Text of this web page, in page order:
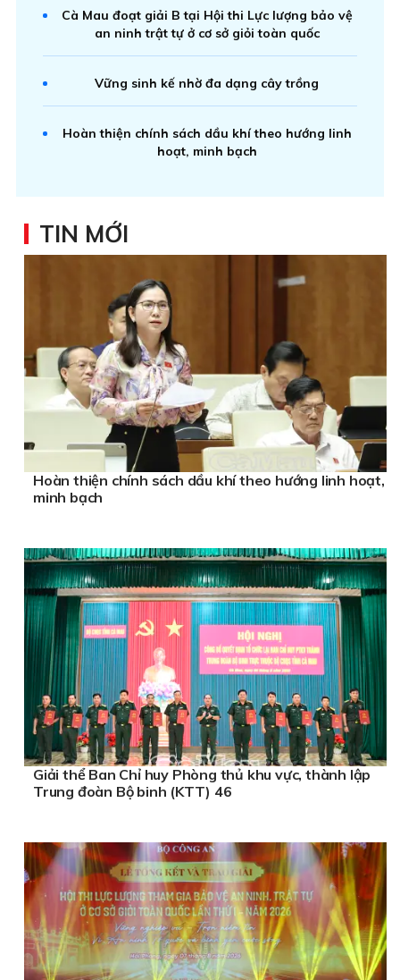
Cà Mau đoạt giải B tại Hội thi Lực lượng bảo vệ
an ninh trật tự ở cơ sở giỏi toàn quốc
Vững sinh kế nhờ đa dạng cây trồng
Hoàn thiện chính sách dầu khí theo hướng linh
hoạt, minh bạch
TIN MỚI
Hoàn thiện chính sách dầu khí theo hướng linh hoạt,
minh bạch
Giải thể Ban Chỉ huy Phòng thủ khu vực, thành lập
Trung đoàn Bộ binh (KTT) 46